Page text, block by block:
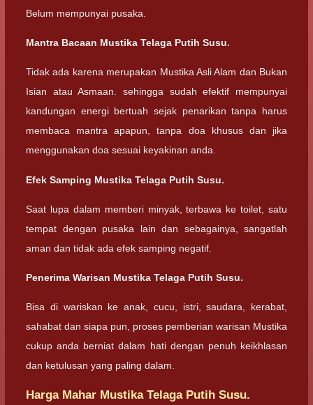
Belum mempunyai pusaka.
Mantra Bacaan Mustika Telaga Putih Susu.
Tidak ada karena merupakan Mustika Asli Alam dan Bukan
Isian atau Asmaan. sehingga sudah efektif mempunyai
kandungan energi bertuah sejak penarikan tanpa harus
membaca mantra apapun, tanpa doa khusus dan jika
menggunakan doa sesuai keyakinan anda.
Efek Samping Mustika Telaga Putih Susu.
Saat lupa dalam memberi minyak, terbawa ke toilet, satu
tempat dengan pusaka lain dan sebagainya, sangatlah
aman dan tidak ada efek samping negatif.
Penerima Warisan Mustika Telaga Putih Susu.
Bisa di wariskan ke anak, cucu, istri, saudara, kerabat,
sahabat dan siapa pun, proses pemberian warisan Mustika
cukup anda berniat dalam hati dengan penuh keikhlasan
dan ketulusan yang paling dalam.
Harga Mahar Mustika Telaga Putih Susu.